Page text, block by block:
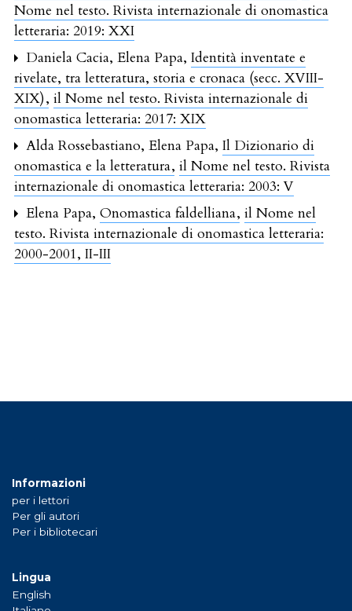
Nome nel testo. Rivista internazionale di onomastica
letteraria: 2019: XXI
Daniela Cacia, Elena Papa, Identità inventate e
rivelate, tra letteratura, storia e cronaca (secc. XVIII-
XIX), il Nome nel testo. Rivista internazionale di
onomastica letteraria: 2017: XIX
Alda Rossebastiano, Elena Papa, Il Dizionario di
onomastica e la letteratura, il Nome nel testo. Rivista
internazionale di onomastica letteraria: 2003: V
Elena Papa, Onomastica faldelliana, il Nome nel
testo. Rivista internazionale di onomastica letteraria:
2000-2001, II-III
Informazioni
per i lettori
Per gli autori
Per i bibliotecari
Lingua
English